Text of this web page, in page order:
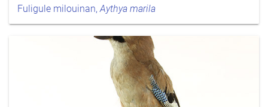
Fuligule milouinan,Aythya marila